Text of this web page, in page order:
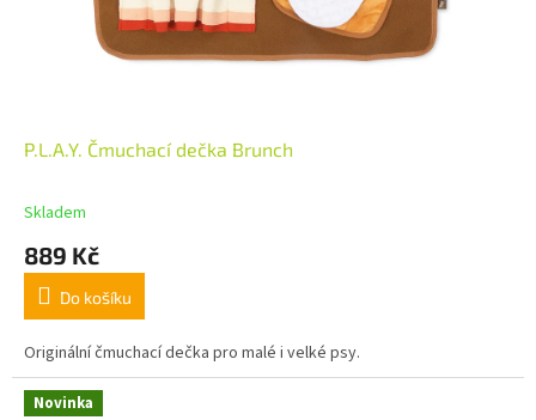
P.L.A.Y. Čmuchací dečka Brunch
Skladem
889 Kč
Do košíku
Originální čmuchací dečka pro malé i velké psy.
Novinka